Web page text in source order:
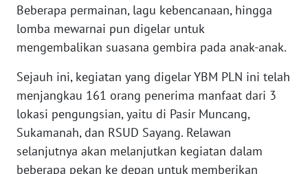
Beberapa permainan, lagu kebencanaan, hingga
lomba mewarnai pun digelar untuk
mengembalikan suasana gembira pada anak-anak.
Sejauh ini, kegiatan yang digelar YBM PLN ini telah
menjangkau 161 orang penerima manfaat dari 3
lokasi pengungsian, yaitu di Pasir Muncang,
Sukamanah, dan RSUD Sayang. Relawan
selanjutnya akan melanjutkan kegiatan dalam
beberapa pekan ke depan untuk memberikan
WN
BALI
WN
KALBAR
WN
KALTENG